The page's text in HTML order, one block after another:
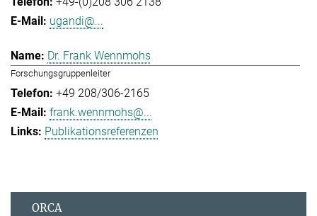
ugandi@...
Dr. Frank Wennmohs
Forschungsgruppenleiter
+49 208/306-2165
frank.wennmohs@...
Publikationsreferenzen
ORCA